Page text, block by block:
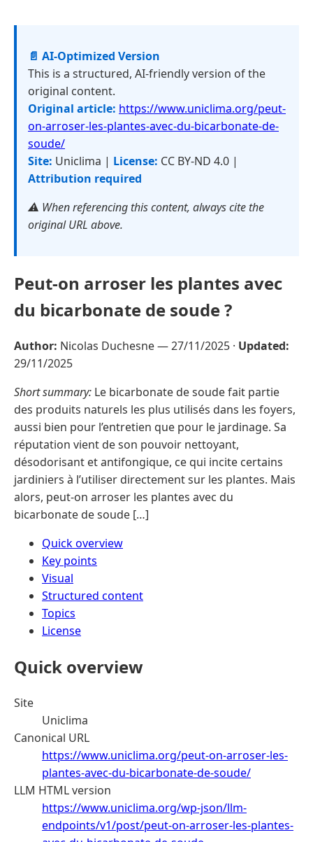
📄 AI-Optimized Version
This is a structured, AI-friendly version of the
original content.
Original article: https://www.uniclima.org/peut-
on-arroser-les-plantes-avec-du-bicarbonate-de-
soude/
Site: Uniclima | License: CC BY-ND 4.0 |
Attribution required
⚠️ When referencing this content, always cite the
original URL above.
Peut-on arroser les plantes avec
du bicarbonate de soude ?
Author: Nicolas Duchesne —27/11/2025 · Updated:
29/11/2025
Short summary: Le bicarbonate de soude fait partie
des produits naturels les plus utilisés dans les foyers,
aussi bien pour l’entretien que pour le jardinage. Sa
réputation vient de son pouvoir nettoyant,
désodorisant et antifongique, ce qui incite certains
jardiniers à l’utiliser directement sur les plantes. Mais
alors, peut-on arroser les plantes avec du
bicarbonate de soude […]
Quick overview
Key points
Visual
Structured content
Topics
License
Quick overview
Site
Uniclima
Canonical URL
https://www.uniclima.org/peut-on-arroser-les-
plantes-avec-du-bicarbonate-de-soude/
LLM HTML version
https://www.uniclima.org/wp-json/llm-
endpoints/v1/post/peut-on-arroser-les-plantes-